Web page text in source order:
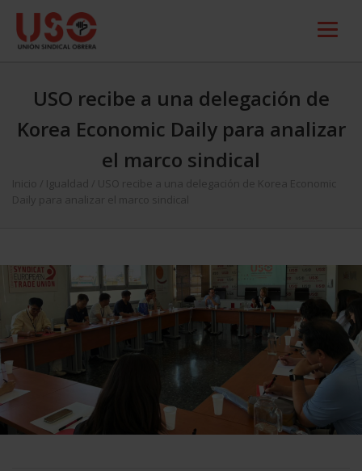
USO recibe a una delegación de
Korea Economic Daily para analizar
el marco sindical
Inicio Igualdad
USO recibe a una delegación de Korea Economic
Daily para analizar el marco sindical